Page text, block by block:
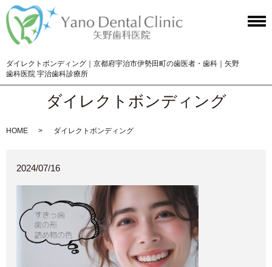
ダイレクトボンディング｜京都府宇治市伊勢田町の歯医者・歯科｜矢野
歯科医院 宇治歯科診療所
ダイレクトボンディング
HOME ダイレクトボンディング
2024/07/16